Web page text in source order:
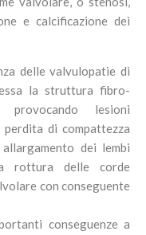
e calcificazione dei
delle valvulopatie di
la struttura fibro-
lesioni
di compattezza
dei lembi
rottura delle corde
con conseguente
conseguenze a